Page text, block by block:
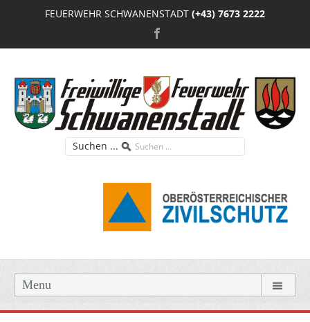
FEUERWEHR SCHWANENSTADT (+43) 7673 2222
Suchen ...
Menu